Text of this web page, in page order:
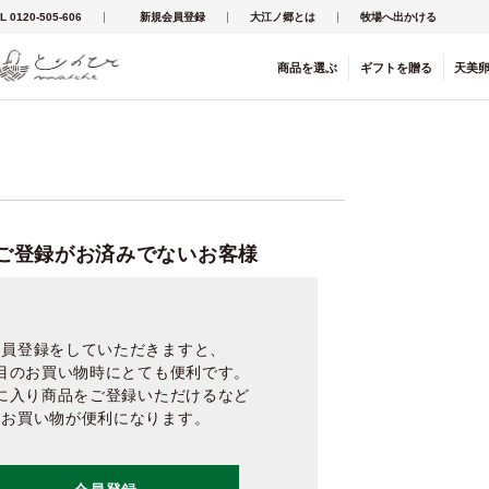
0120-505-606 新規会員登録 大江ノ郷とは 牧場へ出かける
商品を選ぶ ギフト を贈る 天美
登録がお済みでないお客様
登録をしていただきますと、
のお買い物時にとても便利です。
入り商品をご登録いただけるなど
お買い物が便利になります。